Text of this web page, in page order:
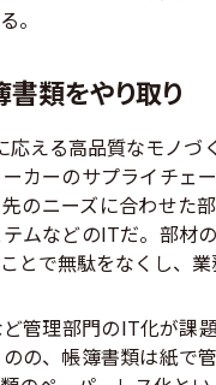
。
類をやり取り
える高品質なモノづ
カーのサプライチェ
のニーズに合わせた
ムなどのITだ。部材
とで無駄をなくし、
管理部門のIT化が課
の、帳簿書類は紙で